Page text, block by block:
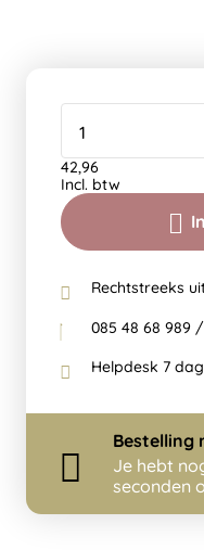
42,96
Incl. btw
Rechtstreeks
085 48 68 989
Helpdesk 7
Bestelling
Je hebt
seconden